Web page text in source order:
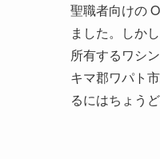
聖職者向けの
ました。しか
所有するワシ
キマ郡ワパト
るにはちょう